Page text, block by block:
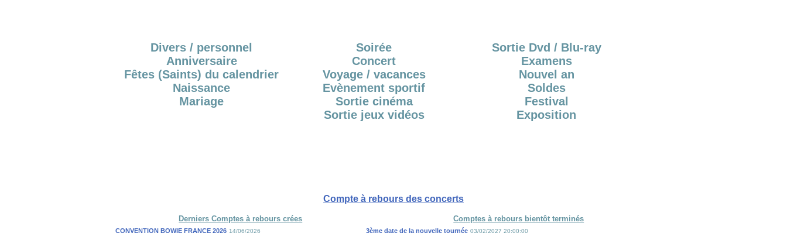
Divers / personnel
Anniversaire
Fêtes (Saints) du calendrier
Naissance
Mariage
Soirée
Concert
Voyage / vacances
Evènement sportif
Sortie cinéma
Sortie jeux vidéos
Sortie Dvd / Blu-ray
Examens
Nouvel an
Soldes
Festival
Exposition
Compte à rebours des concerts
Derniers Comptes à rebours crées Comptes à rebours bientôt terminés
CONVENTION BOWIE FRANCE 2026 14/06/2026 3ème date de la nouvelle tournée 03/02/2027 20:00:00